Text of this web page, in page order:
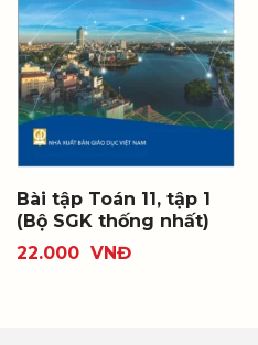
Bài tập Toán 11, tập 1
(Bộ SGK thống nhất)
22.000 VNĐ